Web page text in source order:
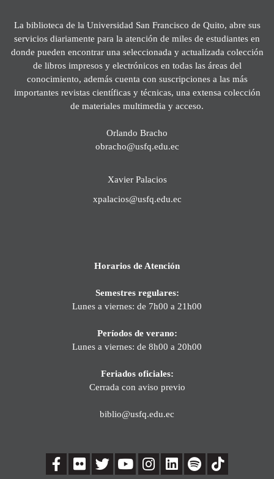
La biblioteca de la Universidad San Francisco de Quito, abre sus
servicios diariamente para la atención de miles de estudiantes en
donde pueden encontrar una seleccionada y actualizada colección
de libros impresos y electrónicos en todas las áreas del
conocimiento, además cuenta con suscripciones a las más
importantes revistas científicas y técnicas, una extensa colección
de materiales multimedia y acceso.
Orlando Bracho
obracho@usfq.edu.ec
Xavier Palacios
xpalacios@usfq.edu.ec
Horarios de Atención
Semestres regulares:
Lunes a viernes: de 7h00 a 21h00
Períodos de verano:
Lunes a viernes: de 8h00 a 20h00
Feriados oficiales:
Cerrada con aviso previo
biblio@usfq.edu.ec